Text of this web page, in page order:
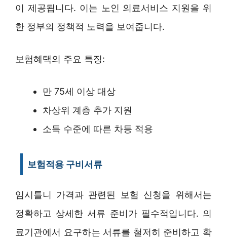
이 제공됩니다. 이는 노인 의료서비스 지원을 위
한 정부의 정책적 노력을 보여줍니다.
보험혜택의 주요 특징:
만 75세 이상 대상
차상위 계층 추가 지원
소득 수준에 따른 차등 적용
보험적용 구비서류
임시틀니 가격과 관련된 보험 신청을 위해서는
정확하고 상세한 서류 준비가 필수적입니다. 의
료기관에서 요구하는 서류를 철저히 준비하고 확